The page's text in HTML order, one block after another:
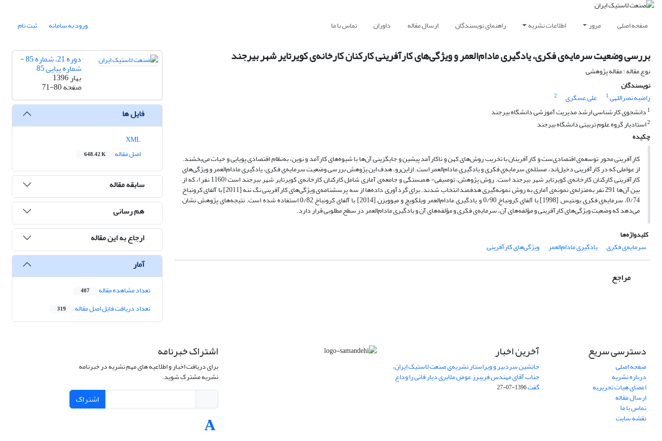
صفحه اصلی مرور اطلاعات نشریه راهنمای نویسندگان ارسال مقاله داوران تماس با ما ورود به سامانه ثبت نام
بررسی وضعیت سرمایه‌ی فکری، یادگیری مادام‌العمر و ویژگی‌های کارآفرینی کارکنان کارخانه‌ی کویرتایر شهر بیرجند
نوع مقاله : مقاله پژوهشی
نویسندگان
راضیه نصراللهی1 علی عسگری
2
1 دانشجوی کارشناسی ارشد مدیریت آموزشی دانشگاه بیرجند
2استادیار گروه علوم تربیتی دانشگاه بیرجند
چکیده
کارآفرینی محور توسعه‌ی اقتصادی‌ست و کارآفرینان با تخریب روش‌های کهن و ناکارآمد پیشین و جایگزینی آن‌ها با شیوه‌های کارآمد و نوین، به‌نظام اقتصادی پویایی و حیات می‌بخشند.
از عواملی که در کارآفرینی دخیل‌اند، مسئله‌ی سرمایه‌ی فکری و یادگیری مادام‌العمر است. ازاین‌رو، هدف این پژوهش بررسی وضعیت سرمایه‌ی فکری، یادگیری مادام‌العمر و ویژگی‌های
کارآفرینی کارکنان کارخانه‌ی کویرتایر شهر بیرجند است. روش پژوهش، توصیفی- همبستگی و جامعه‌ی آماری شامل کارکنان کارخانه‌ی کویرتایر شهر بیرجند است (1160 نفر)، که از
بین آن‌ها 291 نفر به‌منزله‌ی نمونه‌ی آماری به روش نمونه‌گیری هدفمند انتخاب شدند. برای گردآوری داده‌ها از سه پرسشنامه‌ی ویژگی‌های کارآفرینی نگ ننه [2011] با آلفای کرونباخ
0/74، سرمایه‌ی فکری بونتیس [1998] با آلفای کرونباخ 0/90 و یادگیری مادام‌العمر ویلکویچ و میوویزن [2014] با آلفای کرونباخ 0/82 استفاده شده است. نتیجه‌های پژوهش نشان
می‌دهد که وضعیت ویژگی‌های کارآفرینی و مؤلفه‌های آن، سرمایه‌ی فکری و مؤلفه‌های آن و یادگیری مادام‌العمر در سطح مطلوبی قرار دارد.
کلیدواژه‌ها
سرمایه‌ی فکری
یادگیری مادام‌العمر ویژگی‌های کارآفرینی
مراجع
دوره 21، شماره 85 -
شماره پیاپی 85
بهار 1396
صفحه71-80
فایل ها
اصل مقاله
648.42 K
سابقه مقاله
هم رسانی
ارجاع به این مقاله
آمار
تعداد مشاهده مقاله 407
تعداد دریافت فایل اصل مقاله 319
دسترسی سریع
صفحه اصلی
درباره نشریه
اعضای هیات تحریریه
ارسال مقاله
تماس با ما
نقشه سایت
آخرین اخبار
جانشین سردبیر و ویراستار نشریه‌ی صنعت لاستیک ایران،
جناب آقای مهندس فریبرز عوض ملایری دیار فانی را وداع
گفت1396-07-27
اشتراک خبرنامه
برای دریافت اخبار و اطلاعیه های مهم نشریه در خبرنامه
نشریه مشترک شوید.
اشتراک